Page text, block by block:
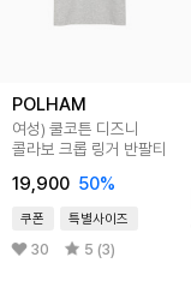
POLHAM
여성) 쿨코튼 디즈니
콜라보 크롭 링거 반팔티
19,900 50%
쿠폰 특별사이즈
30 5 (3)